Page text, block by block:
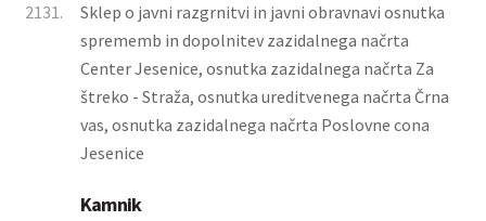
2131.
Sklep o javni razgrnitvi in javni obravnavi osnutka
sprememb in dopolnitev zazidalnega načrta
Center Jesenice, osnutka zazidalnega načrta Za
štreko - Straža, osnutka ureditvenega načrta Črna
vas, osnutka zazidalnega načrta Poslovne cona
Jesenice
Kamnik